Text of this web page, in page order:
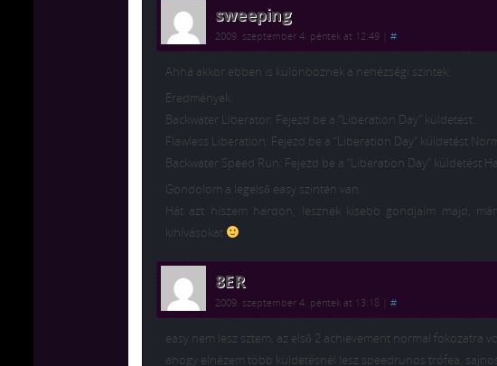
sweeping
2009. szeptember 4. péntek at 12:49 #
Ahhá akkor ebben is különböznek a nehézségi szintek:
Eredmények:
Backwater Liberator: Fejezd be a “Liberation Day” küldetést.
Flawless Liberation: Fejezd be a “Liberation Day” küldetést
Backwater Speed Run: Fejezd be a “Liberation Day” küldetést
Gondolom a legelső easy szinten van.
Hát azt hiszem hardon, lesznek kisebb gondjaim majd,
kihívásokat
8ER
2009. szeptember 4. péntek at 13:18 #
easy nem lesz sztem, az első 2 achievement normal fokozatra
ahogy elnézem több küldetésnél lesz speedrunos trófea,